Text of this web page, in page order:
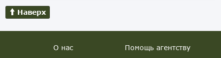
Наверх
О нас Помощь агентству